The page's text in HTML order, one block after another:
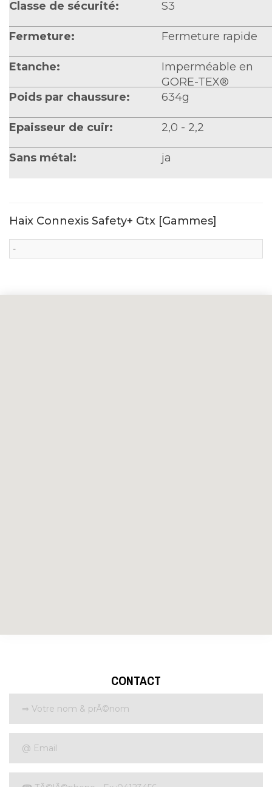
Classe de sécurité: S3
Fermeture: Fermeture rapide
Etanche:
Imperméable en
GORE-TEX®
Poids par chaussure:
634g
Epaisseur de cuir: 2,0 - 2,2
Sans métal: ja
Haix Connexis Safety+ Gtx [Gammes]
-
CONTACT